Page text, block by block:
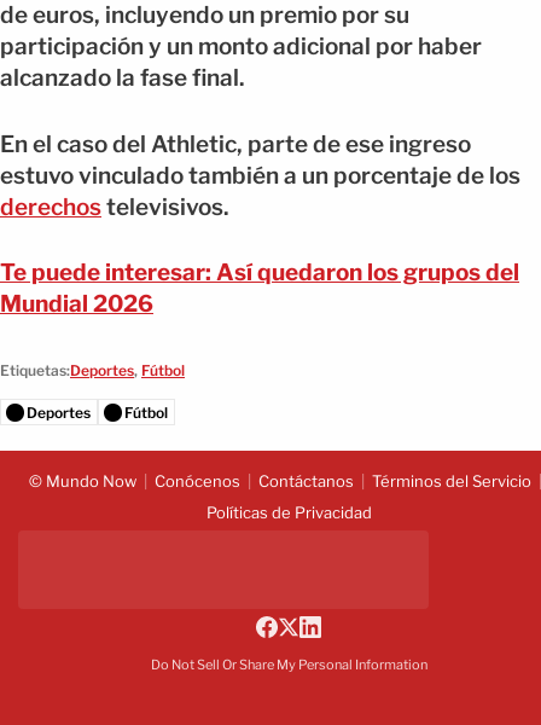
de euros, incluyendo un premio por su
participación y un monto adicional por haber
alcanzado la fase final.
En el caso del Athletic, parte de ese ingreso
estuvo vinculado también a un porcentaje de los
derechostelevisivos.
Te puede interesar: Así quedaron los grupos del
Mundial 2026
Etiquetas:Deportes, Fútbol
Deportes Fútbol
© Mundo Now Conócenos Contáctanos
Términos del Servicio
Políticas de Privacidad
Do Not Sell Or Share My Personal Information